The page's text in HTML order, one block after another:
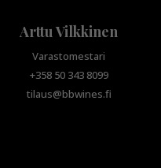
Arttu Vilkkinen
Varastomestari
+358 50 343 8099
tilaus@bbwines.fi